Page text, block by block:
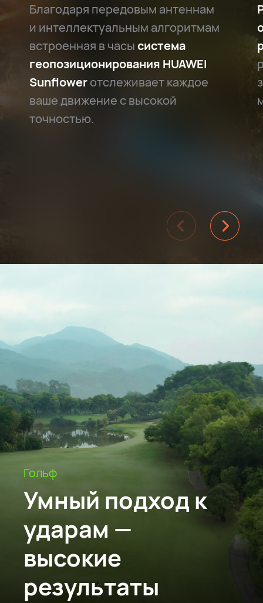
Благодаря передовым антеннам
и интеллектуальным алгоритмам
встроенная в часысистема
геопозиционирования HUAWEI
Sunflowerотслеживает каждое
ваше движение с высокой
точностью.
Гольф
Умный подход к
ударам —
высокие
результаты